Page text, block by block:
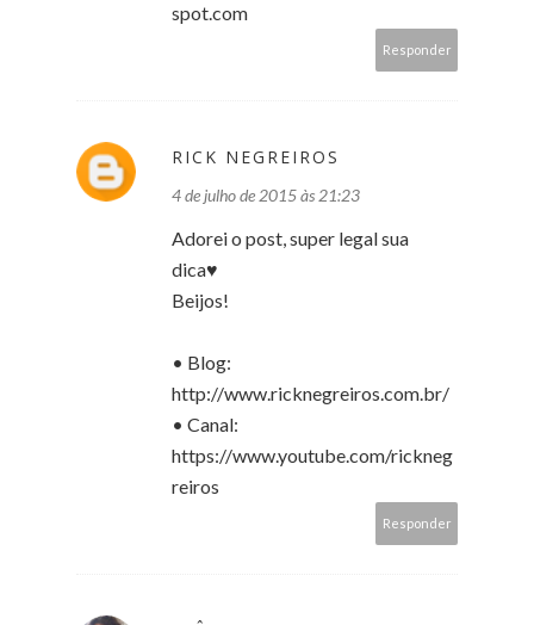
spot.com
Responder
RICK NEGREIROS
4 de julho de 2015 às 21:23
Adorei o post, super legal sua
dica♥
Beijos!
• Blog:
http://www.ricknegreiros.com.br/
• Canal:
https://www.youtube.com/rickneg
reiros
Responder